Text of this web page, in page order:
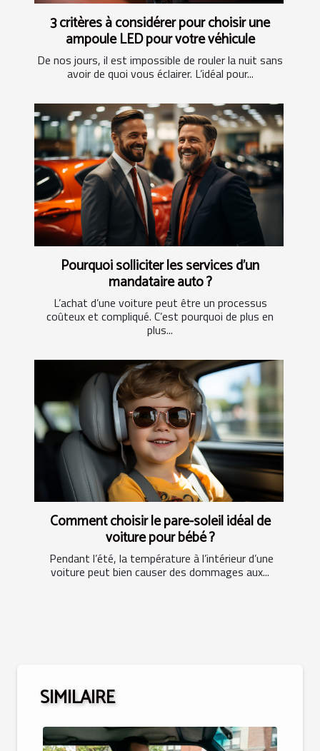
3 critères à considérer pour choisir une
ampoule LED pour votre véhicule
De nos jours, il est impossible de rouler la nuit sans
avoir de quoi vous éclairer. L’idéal pour...
Pourquoi solliciter les services d’un
mandataire auto ?
L’achat d’une voiture peut être un processus
coûteux et compliqué. C’est pourquoi de plus en
plus...
Comment choisir le pare-soleil idéal de
voiture pour bébé ?
Pendant l’été, la température à l’intérieur d’une
voiture peut bien causer des dommages aux...
SIMILAIRE